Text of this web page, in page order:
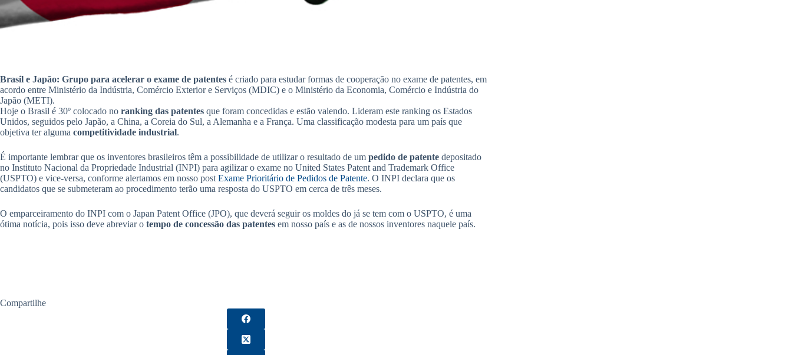
Brasil e Japão: Grupo para acelerar o exame de patentes é criado para estudar formas de cooperação no exame de patentes, em
acordo entre Ministério da Indústria, Comércio Exterior e Serviços (MDIC) e o Ministério da Economia, Comércio e Indústria do
Japão (METI).
Hoje o Brasil é 30º colocado no ranking das patentes que foram concedidas e estão valendo. Lideram este ranking os Estados
Unidos, seguidos pelo Japão, a China, a Coreia do Sul, a Alemanha e a França. Uma classificação modesta para um país que
objetiva ter alguma competitividade industrial.
É importante lembrar que os inventores brasileiros têm a possibilidade de utilizar o resultado de um pedido de patente depositado
no Instituto Nacional da Propriedade Industrial (INPI) para agilizar o exame no United States Patent and Trademark Office
(USPTO) e vice-versa, conforme alertamos em nosso post Exame Prioritário de Pedidos de Patente. O INPI declara que os
candidatos que se submeteram ao procedimento terão uma resposta do USPTO em cerca de três meses.
O emparceiramento do INPI com o Japan Patent Office (JPO), que deverá seguir os moldes do já se tem com o USPTO, é uma
ótima notícia, pois isso deve abreviar o tempo de concessão das patentes em nosso país e as de nossos inventores naquele país.
Compartilhe